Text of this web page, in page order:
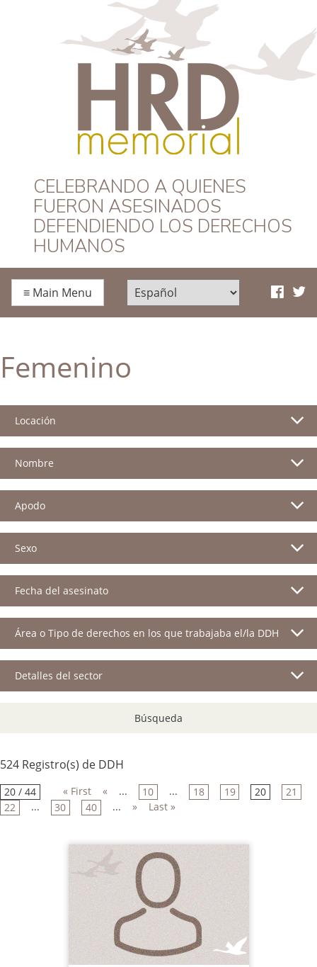
HRD Memorial –
Español
CELEBRANDO A QUIENES
FUERON ASESINADOS
DEFENDIENDO LOS DERECHOS
HUMANOS
≡ Main Menu
Femenino
Locación
Nombre
Apodo
Sexo
Fecha del asesinato
Área o Tipo de derechos en los que trabajaba el/la DDH
Detalles del sector
Búsqueda
524 Registro(s) de DDH
20 / 44 « First « ... 10 ... 18 19 20
21
22
... 30 40 ... » Last »